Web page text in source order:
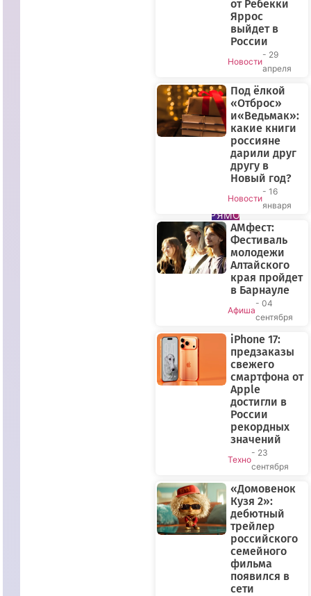
ПРЯМОЙ
ЭФИР
от Ребекки
Яррос
выйдет в
России
Новости
- 29
апреля
Под ёлкой
«Отброс»
и«Ведьмак»:
какие книги
россияне
дарили друг
другу в
Новый год?
Новости
- 16
января
АМфест:
Фестиваль
молодежи
Алтайского
края пройдет
в Барнауле
Афиша
- 04
сентября
iPhone 17:
предзаказы
свежего
смартфона от
Apple
достигли в
России
рекордных
значений
Техно
- 23
сентября
«Домовенок
Кузя 2»:
дебютный
трейлер
российского
семейного
фильма
появился в
сети